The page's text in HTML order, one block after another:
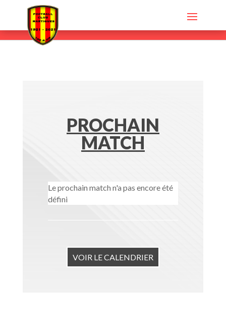
PROCHAIN
MATCH
Le prochain match n'a pas encore été
défini
VOIR LE CALENDRIER